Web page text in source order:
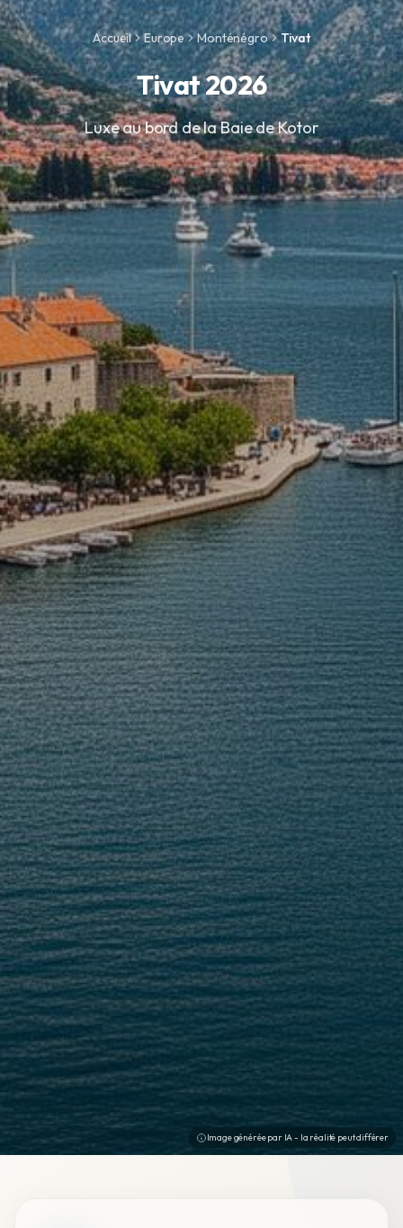
Image générée par IA - la réalité peut différer
Accueil Europe Monténégro Tivat
Tivat 2026
Luxe au bord de la Baie de Kotor